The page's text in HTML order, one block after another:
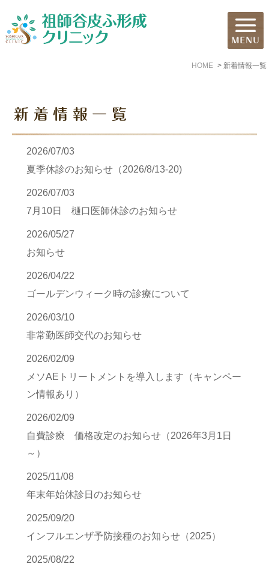
HOME 新着情報一覧
新着情報一覧
2026/07/03
夏季休診のお知らせ（2026/8/13-20)
2026/07/03
7月10日 樋口医師休診のお知らせ
2026/05/27
お知らせ
2026/04/22
ゴールデンウィーク時の診療について
2026/03/10
非常勤医師交代のお知らせ
2026/02/09
メソAEトリートメントを導入します（キャンペー
ン情報あり）
2026/02/09
自費診療 価格改定のお知らせ（2026年3月1日
～）
2025/11/08
年末年始休診日のお知らせ
2025/09/20
インフルエンザ予防接種のお知らせ（2025）
2025/08/22